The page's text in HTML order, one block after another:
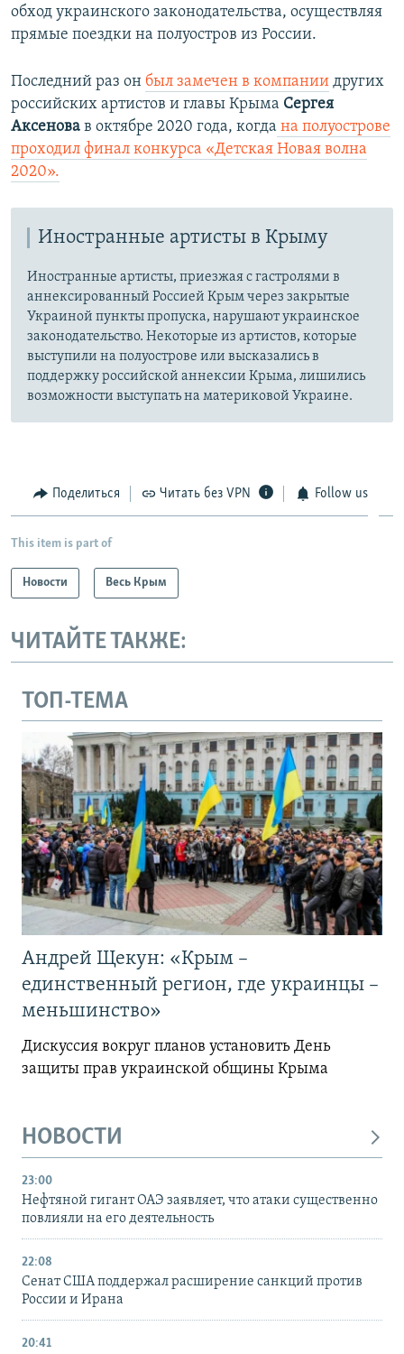
обход украинского законодательства, осуществляя
прямые поездки на полуостров из России.
Последний раз он был замечен в компании других
российских артистов и главы Крыма Сергея
Аксенова в октябре 2020 года, когда на полуострове
проходил финал конкурса «Детская Новая волна
2020».
Иностранные артисты в Крыму
Иностранные артисты, приезжая с гастролями в
аннексированный Россией Крым через закрытые
Украиной пункты пропуска, нарушают украинское
законодательство. Некоторые из артистов, которые
выступили на полуострове или высказались в
поддержку российской аннексии Крыма, лишились
возможности выступать на материковой Украине.
Поделиться Читать без VPN Follow us
This item is part of
Новости Весь Крым
ЧИТАЙТЕ ТАКЖЕ:
ТОП-ТЕМА
Андрей Щекун: «Крым –
единственный регион, где украинцы –
меньшинство»
Дискуссия вокруг планов установить День
защиты прав украинской общины Крыма
НОВОСТИ
23:00
Нефтяной гигант ОАЭ заявляет, что атаки существенно
повлияли на его деятельность
22:08
Сенат США поддержал расширение санкций против
России и Ирана
20:41